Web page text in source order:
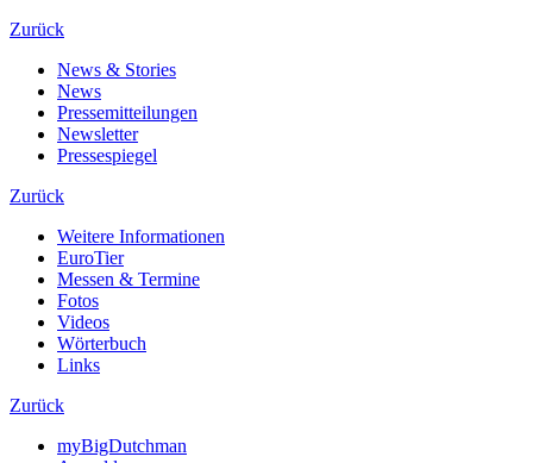
Zurück
News & Stories
News
Pressemitteilungen
Newsletter
Pressespiegel
Zurück
Weitere Informationen
EuroTier
Messen & Termine
Fotos
Videos
Wörterbuch
Links
Zurück
myBigDutchman